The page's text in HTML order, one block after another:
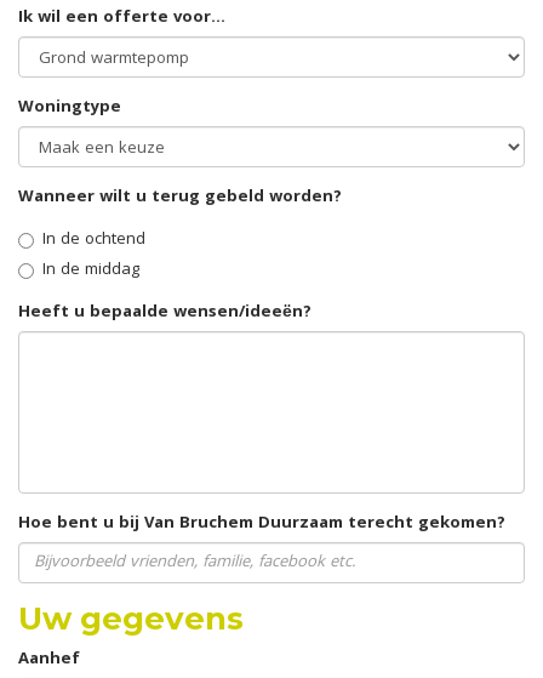
Ik wil een offerte voor...
Woningtype
Wanneer wilt u terug gebeld worden?
In de ochtend
In de middag
Heeft u bepaalde wensen/ideeën?
Hoe bent u bij Van Bruchem Duurzaam terecht gekomen?
Uw gegevens
Aanhef